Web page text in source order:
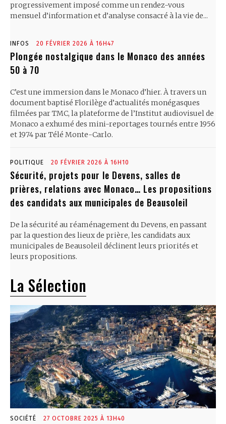
progressivement imposé comme un rendez-vous
mensuel d’information et d’analyse consacré à la vie de...
INFOS 20 FÉVRIER 2026 À 16H47
Plongée nostalgique dans le Monaco des années
50 à 70
C’est une immersion dans le Monaco d’hier. À travers un
document baptisé Florilège d’actualités monégasques
filmées par TMC, la plateforme de l’Institut audiovisuel de
Monaco a exhumé des mini-reportages tournés entre 1956
et 1974 par Télé Monte-Carlo.
POLITIQUE 20 FÉVRIER 2026 À 16H10
Sécurité, projets pour le Devens, salles de
prières, relations avec Monaco… Les propositions
des candidats aux municipales de Beausoleil
De la sécurité au réaménagement du Devens, en passant
par la question des lieux de prière, les candidats aux
municipales de Beausoleil déclinent leurs priorités et
leurs propositions.
La Sélection
SOCIÉTÉ 27 OCTOBRE 2025 À 13H40